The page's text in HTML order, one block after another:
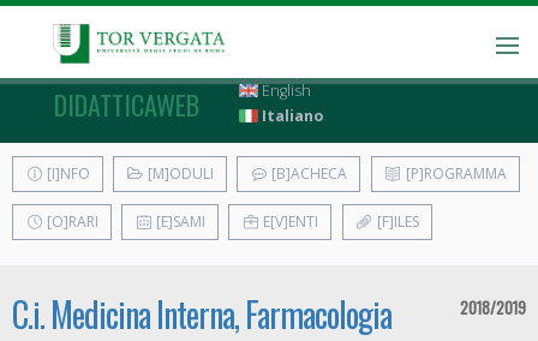
DIDATTICAWEB
English
Italiano
[I]NFO [M]ODULI [B]ACHECA [P]ROGRAMMA
[O]RARI [E]SAMI E[V]ENTI [F]ILES
C.i. Medicina Interna, Farmacologia 2018/2019